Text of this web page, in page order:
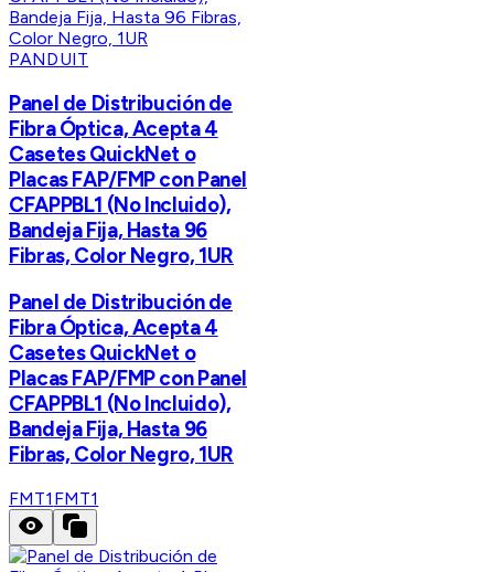
PANDUIT
Panel de Distribución de
Fibra Óptica, Acepta 4
Casetes QuickNet o
Placas FAP/FMP con Panel
CFAPPBL1 (No Incluido),
Bandeja Fija, Hasta 96
Fibras, Color Negro, 1UR
Panel de Distribución de
Fibra Óptica, Acepta 4
Casetes QuickNet o
Placas FAP/FMP con Panel
CFAPPBL1 (No Incluido),
Bandeja Fija, Hasta 96
Fibras, Color Negro, 1UR
FMT1 FMT1